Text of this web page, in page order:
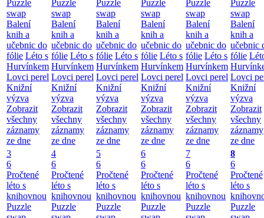
Puzzle
swap
Balení
knih a
učebnic do
fólie Léto s
Hurvínkem
Lovci perel
Knižní
výzva
Zobrazit
všechny
záznamy
ze dne
Puzzle
swap
Balení
knih a
učebnic do
fólie Léto s
Hurvínkem
Lovci perel
Knižní
výzva
Zobrazit
všechny
záznamy
ze dne
Puzzle
swap
Balení
knih a
učebnic do
fólie Léto s
Hurvínkem
Lovci perel
Knižní
výzva
Zobrazit
všechny
záznamy
ze dne
Puzzle
swap
Balení
knih a
učebnic do
fólie Léto s
Hurvínkem
Lovci perel
Knižní
výzva
Zobrazit
všechny
záznamy
ze dne
Puzzle
swap
Balení
knih a
učebnic do
fólie Léto s
Hurvínkem
Lovci perel
Knižní
výzva
Zobrazit
všechny
záznamy
ze dne
Puzzle
swap
Balení
knih a
učebnic
fólie
Lovci
Knižní
výzva
Zobrazit
všechny
záznamy
ze dne
3
6
Pročtené
léto s
knihovnou
Puzzle
4
6
Pročtené
léto s
knihovnou
Puzzle
5
6
Pročtené
léto s
knihovnou
Puzzle
6
6
Pročtené
léto s
knihovnou
Puzzle
7
6
Pročtené
léto s
knihovnou
Puzzle
8
6
Pročtené
léto s
Puzzle